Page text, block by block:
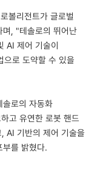
볼리전트가 글로벌
며, "테솔로의 뛰어난
AI 제어 기술이
으로 도약할 수 있을
솔로의 자동화
고 유연한 로봇 핸드
AI 기반의 제어 기술을
를 밝혔다.